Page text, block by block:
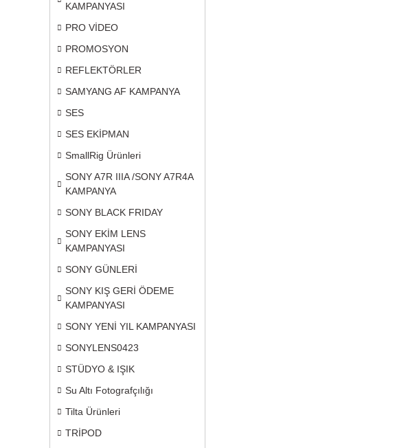
KAMPANYASI
PRO VİDEO
PROMOSYON
REFLEKTÖRLER
SAMYANG AF KAMPANYA
SES
SES EKİPMAN
SmallRig Ürünleri
SONY A7R IIIA /SONY A7R4A
KAMPANYA
SONY BLACK FRIDAY
SONY EKİM LENS
KAMPANYASI
SONY GÜNLERİ
SONY KIŞ GERİ ÖDEME
KAMPANYASI
SONY YENİ YIL KAMPANYASI
SONYLENS0423
STÜDYO & IŞIK
Su Altı Fotografçılığı
Tilta Ürünleri
TRİPOD